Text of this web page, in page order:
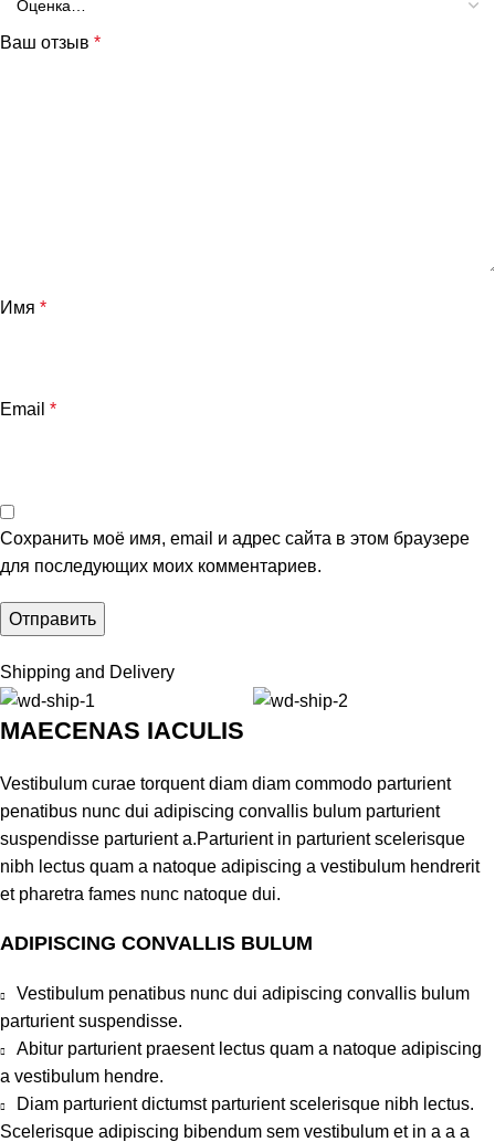
Ваш отзыв *
Имя *
Email *
Сохранить моё имя, email и адрес сайта в этом браузере
для последующих моих комментариев.
Shipping and Delivery
MAECENAS IACULIS
Vestibulum curae torquent diam diam commodo parturient
penatibus nunc dui adipiscing convallis bulum parturient
suspendisse parturient a.Parturient in parturient scelerisque
nibh lectus quam a natoque adipiscing a vestibulum hendrerit
et pharetra fames nunc natoque dui.
ADIPISCING CONVALLIS BULUM
Vestibulum penatibus nunc dui adipiscing convallis bulum
parturient suspendisse.
Abitur parturient praesent lectus quam a natoque adipiscing
a vestibulum hendre.
Diam parturient dictumst parturient scelerisque nibh lectus.
Scelerisque adipiscing bibendum sem vestibulum et in a a a